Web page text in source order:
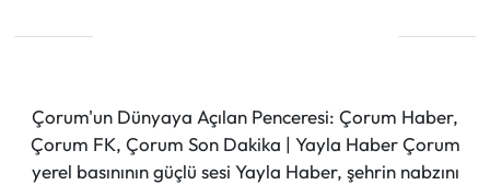
Çorum'un Dünyaya Açılan Penceresi: Çorum Haber,
Çorum FK, Çorum Son Dakika | Yayla Haber Çorum
yerel basınının güçlü sesi Yayla Haber, şehrin nabzını